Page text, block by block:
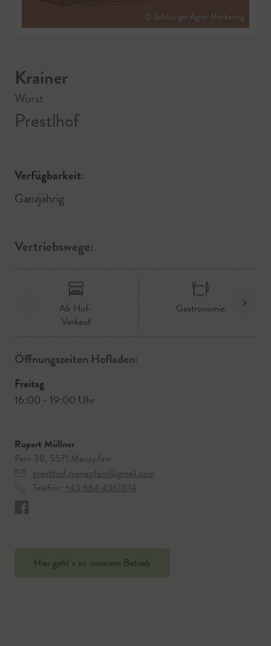
© Salzburger Agrar Marketing
Krainer
Wurst
Prestlhof
Verfügbarkeit:
Ganzjährig
Vertriebswege:
Ab Hof-
Verkauf
Gastronomie
Öffnungszeiten Hofladen:
Freitag
16:00 - 19:00 Uhr
Rupert Müllner
Fern 38, 5571 Mariapfarr
prestlhof.mariapfarr@gmail.com
Telefon: +43 664 4361874
Hier geht`s zu unserem Betrieb